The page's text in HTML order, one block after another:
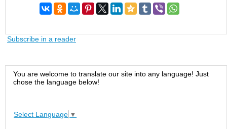
Subscribe in a reader
You are welcome to translate our site into any language! Just
chose the language below!
Select Language ▼